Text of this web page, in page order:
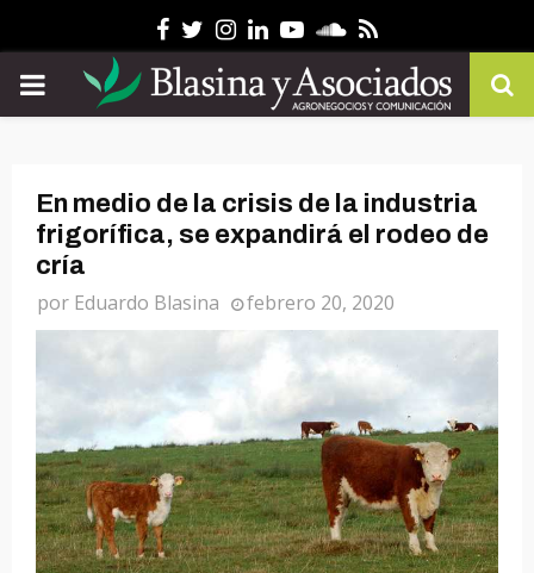
Facebook
Twitter
Instagram
Linkedin
YoutubeSoundcloud
Rss
PRIMARY
En medio de la crisis de la industria
frigorífica, se expandirá el rodeo de
cría
por Eduardo Blasina febrero 20, 2020